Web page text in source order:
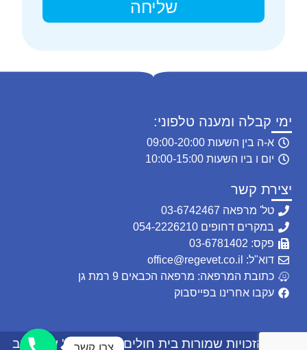
שליחה
יצירת קשר
טל' מרפאה 03-6742467
במקרים דחופים 054-2226210
פקס: 03-6781402
דוא"ל: office@regevet.co.il
כתובת המרפאה: מרפאה הכבאים 9 רמת גן
עקבו אחרינו בפייסבוק
ימי קבלה ומענה טלפוני:
א-ה בין השעות 09:00-20:00
יום ו ביו השעות 10:00-15:00
© כל הזכויות שמורות בית חולים וטרינרי-דר' שרון רגב
צרו קשר